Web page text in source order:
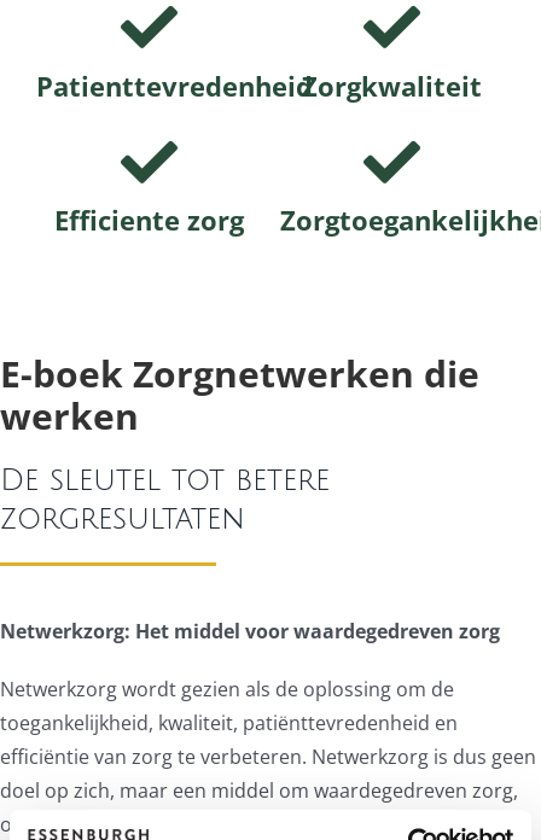
PatienttevredenheidZorgkwaliteit
Efficiente zorg
E-boek Zorgnetwerken die
werken
De sleutel tot betere
zorgresultaten
Netwerkzorg: Het middel voor waardegedreven zorg
Netwerkzorg wordt gezien als de oplossing om de
toegankelijkheid, kwaliteit, patiënttevredenheid en
efficiëntie van zorg te verbeteren. Netwerkzorg is dus geen
doel op zich, maar een middel om waardegedreven zorg,
ook wel bekend als value-based healthcare of triple aim, te